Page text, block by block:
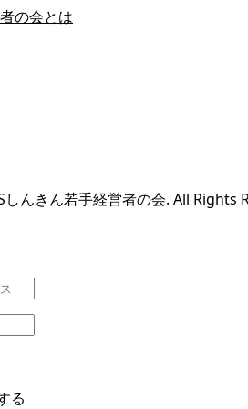
の会とは
しんきん若手経営者の会. All Rights
る